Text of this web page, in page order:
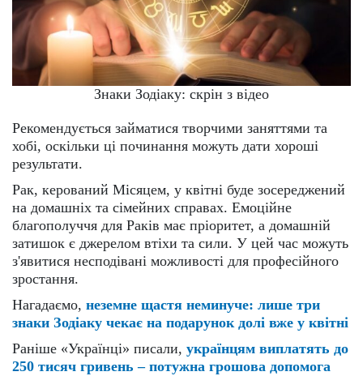
Знаки Зодіаку: скрін з відео
Рекомендується займатися творчими заняттями та
хобі, оскільки ці починання можуть дати хороші
результати.
Рак, керований Місяцем, у квітні буде зосереджений
на домашніх та сімейних справах. Емоційне
благополуччя для Раків має пріоритет, а домашній
затишок є джерелом втіхи та сили. У цей час можуть
з'явитися несподівані можливості для професійного
зростання.
Нагадаємо, неземне щастя неминуче: лише три
знаки Зодіаку чекає на подарунок долі вже у квітні
Раніше «Українці» писали, українцям виплатять до
250 тисяч гривень – потужна грошова допомога